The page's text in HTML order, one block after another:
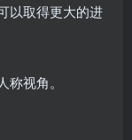
以取得更大的进
称视角。